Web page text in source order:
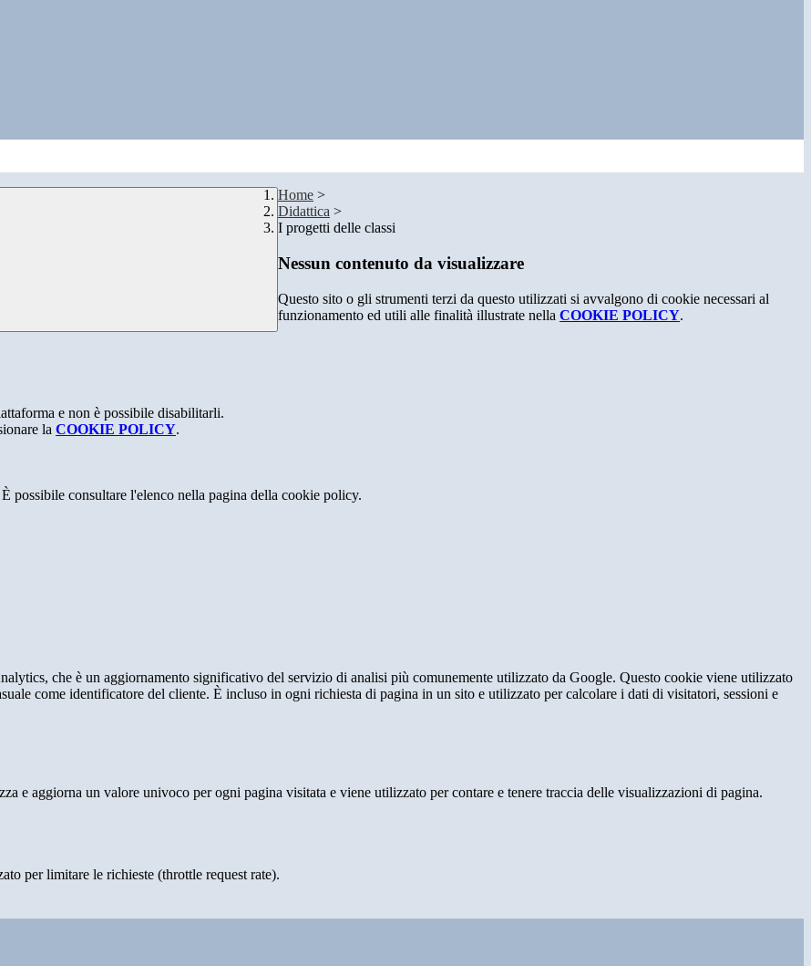
Home >
Didattica >
I progetti delle classi
Nessun contenuto da visualizzare
Questo sito o gli strumenti terzi da questo utilizzati si avvalgono di cookie necessari al
funzionamento ed utili alle finalità illustrate nella COOKIE POLICY.
e non è possibile disabilitarli.
la COOKIE POLICY.
possibile consultare l'elenco nella pagina della cookie policy.
che è un aggiornamento significativo del servizio di analisi più comunemente utilizzato da Google. Questo cookie viene utilizzato
come identificatore del cliente. È incluso in ogni richiesta di pagina in un sito e utilizzato per calcolare i dati di visitatori, sessioni e
e aggiorna un valore univoco per ogni pagina visitata e viene utilizzato per contare e tenere traccia delle visualizzazioni di pagina.
per limitare le richieste (throttle request rate).